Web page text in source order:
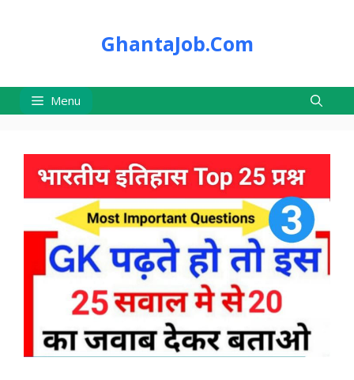
GhantaJob.Com
Menu